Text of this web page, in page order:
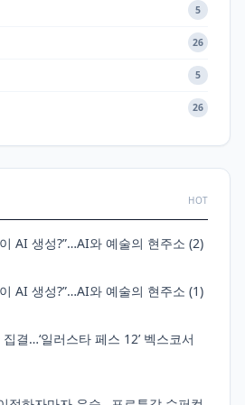
5
26
5
26
HOT
AI 생성?”…AI와 예술의 현주소 (2)
AI 생성?”…AI와 예술의 현주소 (1)
결…‘일러스타 페스 12’ 벡스코서